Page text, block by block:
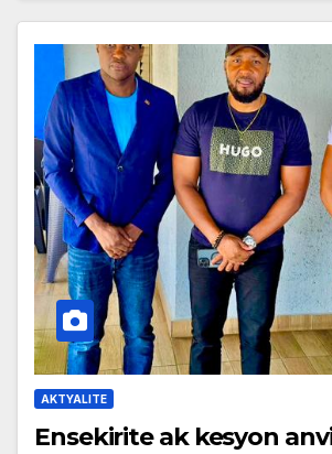
AKTYALITE
Ensekirite ak kesyon